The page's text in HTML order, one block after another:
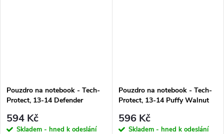
Pouzdro na notebook - Tech-
Protect, 13-14 Defender
594 Kč
Skladem - hned k odeslání
Pouzdro na notebook - Tech-
Protect, 13-14 Puffy Walnut
596 Kč
Skladem - hned k odeslání